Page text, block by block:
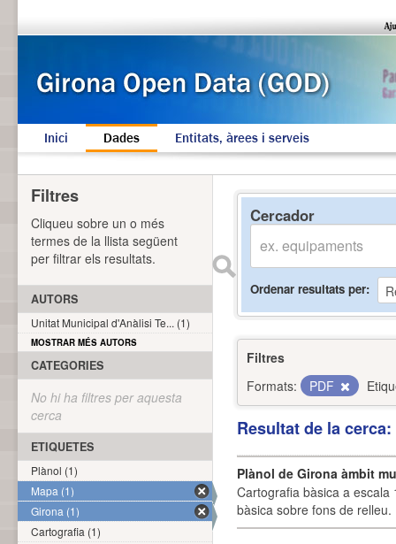
Inici Dades Entitats, àrees i serveis
Cercador
Ordenar resultats per
Filtres
Formats:
PDF
Resultat de la
Plànol de Girona àmbit
Cartografia bàsica a
bàsica sobre fons de
Filtres
Cliqueu sobre un o més
termes de la llista següent
per filtrar els resultats.
AUTORS
Unitat Municipal d'Anàlisi Te... (1)
MOSTRAR MÉS AUTORS
CATEGORIES
No hi ha filtres per aquesta
cerca
ETIQUETES
Plànol (1)
Mapa (1)
Girona (1)
Cartografia (1)